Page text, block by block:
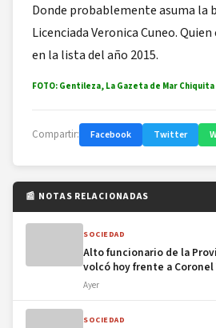
Donde probablemente asuma la
Licenciada Veronica Cuneo.
en la lista del año 2015.
FOTO: Gentileza, La Gazeta de Mar Chiquita
Compartir: Facebook Twitter
📰 NOTAS RELACIONADAS
SOCIEDAD
Alto funcionario de la
volcó hoy frente a Coronel
Ayer
SOCIEDAD